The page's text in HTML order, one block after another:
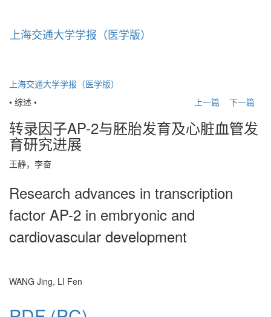
上海交通大学学报（医学版）
上海交通大学学报（医学版）
• 综述 •
上一篇 下一篇
转录因子AP-2与胚胎发育及心脏血管发
育研究进展
王静，李奋
Research advances in transcription
factor AP-2 in embryonic and
cardiovascular development
WANG Jing, LI Fen